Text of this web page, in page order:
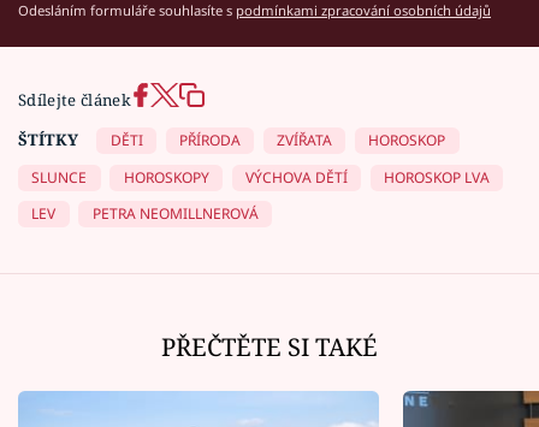
Odesláním formuláře souhlasíte s podmínkami zpracování osobních údajů
Sdílejte článek
ŠTÍTKY
DĚTI PŘÍRODA ZVÍŘATA
HOROSKOP
SLUNCE
HOROSKOPY VÝCHOVA DĚTÍ
HOROSKOP LVA
LEV
PETRA NEOMILLNEROVÁ
PŘEČTĚTE SI TAKÉ